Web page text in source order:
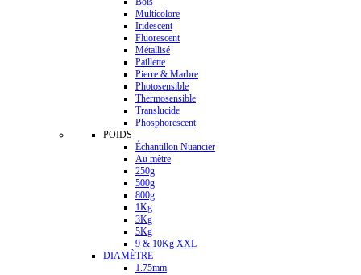
Multicolore
Iridescent
Fluorescent
Métallisé
Paillette
Pierre & Marbre
Photosensible
Thermosensible
Translucide
Phosphorescent
POIDS
Échantillon Nuancier
Au mètre
250g
500g
800g
1Kg
3Kg
5Kg
9 & 10Kg XXL
DIAMÈTRE
1.75mm